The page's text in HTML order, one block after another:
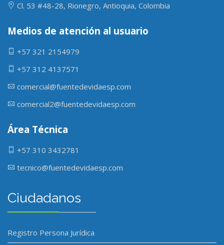
Cl. 53 #48-28, Rionegro, Antioquia, Colombia
Medios de atención al usuario
+57 321 2154979
+57 312 4137571
comercial@fuentedevidaesp.com
comercial2@fuentedevidaesp.com
Área Técnica
+57 310 3432781
tecnico@fuentedevidaesp.com
Ciudadanos
Registro Persona Jurídica